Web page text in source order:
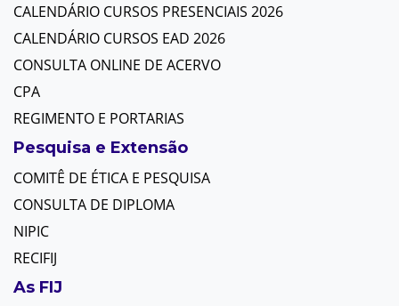
CALENDÁRIO CURSOS PRESENCIAIS 2026
CALENDÁRIO CURSOS EAD 2026
CONSULTA ONLINE DE ACERVO
CPA
REGIMENTO E PORTARIAS
Pesquisa e Extensão
COMITÊ DE ÉTICA E PESQUISA
CONSULTA DE DIPLOMA
NIPIC
RECIFIJ
As FIJ